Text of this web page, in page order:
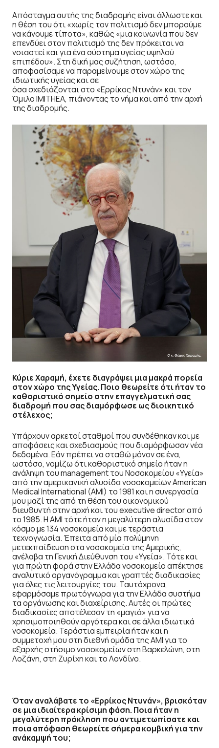
Απόσταγμα αυτής της διαδρομής είναι άλλωστε και
η θέση του ότι «χωρίς τον πολιτισμό δεν μπορούμε
να κάνουμε τίποτα», καθώς «μια κοινωνία που δεν
επενδύει στον πολιτισμό της δεν πρόκειται να
νοιαστεί και για ένα σύστημα υγείας υψηλού
επιπέδου». Στη δική μας συζήτηση, ωστόσο,
αποφασίσαμε να παραμείνουμε στον χώρο της
ιδιωτικής υγείας και σε
όσα σχεδιάζονται στο «Ερρίκος Ντυνάν» και τον
Όμιλο IMITHEA, πιάνοντας το νήμα και από την αρχή
της διαδρομής.
Κύριε Χαραμή, έχετε διαγράψει μια μακρά πορεία
στον χώρο της Υγείας. Ποιο θεωρείτε ότι ήταντο
καθοριστικό σημείο στην επαγγελματική σας
διαδρομή που σας διαμόρφωσε ως διοικητικό
στέλεχος;
Υπάρχουν αρκετοί σταθμοί που συνδέθηκαν και με
αποφάσεις και σχεδιασμούς που διαμόρφωσαν νέα
δεδομένα. Εάν πρέπει να σταθώ μόνον σε ένα,
ωστόσο, νομίζω ότι καθοριστικό σημείο ήταν η
ανάληψη του management του Νοσοκομείου «Υγεία»
από την αμερικανική αλυσίδα νοσοκομείων American
Medical International (AMI) το 1981 και η συνεργασία
μου μαζί της από τη θέση του οικονομικού
διευθυντή στην αρχή και του executive director από
το 1985. Η ΑΜΙ τότε ήταν η μεγαλύτερη αλυσίδα στον
κόσμο με 134 νοσοκομεία και με τεράστια
τεχνογνωσία. Έπειτα από μία πολύμηνη
μετεκπαίδευση στα νοσοκομεία της Αμερικής,
ανέλαβα τη Γενική Διεύθυνση του «Υγεία». Τότε και
για πρώτη φορά στην Ελλάδα νοσοκομείο απέκτησε
αναλυτικό οργανόγραμμα και γραπτές διαδικασίες
για όλες τις λειτουργίες του. Ταυτόχρονα,
εφαρμόσαμε πρωτόγνωρα για την Ελλάδα συστήμα
τα οργάνωσης και διαχείρισης. Αυτές οι πρώτες
διαδικασίες αποτέλεσαν τη «μαγιά» για να
χρησιμοποιηθούν αργότερα και σε άλλα ιδιωτικά
νοσοκομεία. Τεράστια εμπειρία ήταν και η
συμμετοχή μου στη διεθνή ομάδα της ΑΜΙ για το
εξαρχής στήσιμο νοσοκομείων στη Βαρκελώνη, στη
Λοζάνη, στη Ζυρίχη και το Λονδίνο.
Όταν αναλάβατε το «Ερρίκος Ντυνάν», βρισκόταν
σε μια ιδιαίτερα κρίσιμη φάση. Ποια ήταν η
μεγαλύτερη πρόκληση που αντιμετωπίσατε και
ποια απόφαση θεωρείτε σήμερα κομβική για την
ανάκαμψή του;